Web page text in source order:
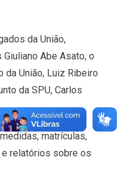
da União,
Abe Asato, o
da União, Luiz Ribeiro
da SPU, Carlos
matrículas,
relatórios sobre os